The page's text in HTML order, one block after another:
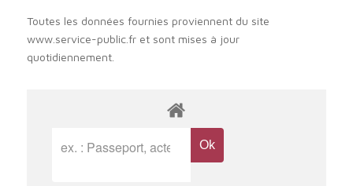
Toutes les données fournies proviennent du site
www.service-public.fr et sont mises à jour
quotidiennement.